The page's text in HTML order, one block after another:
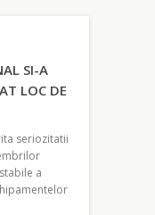
SI-A
LOC DE
seriozitatii
a